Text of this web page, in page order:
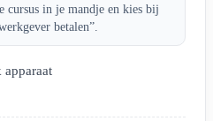
cursus in je mandje en kies bij
betalen”.
apparaat